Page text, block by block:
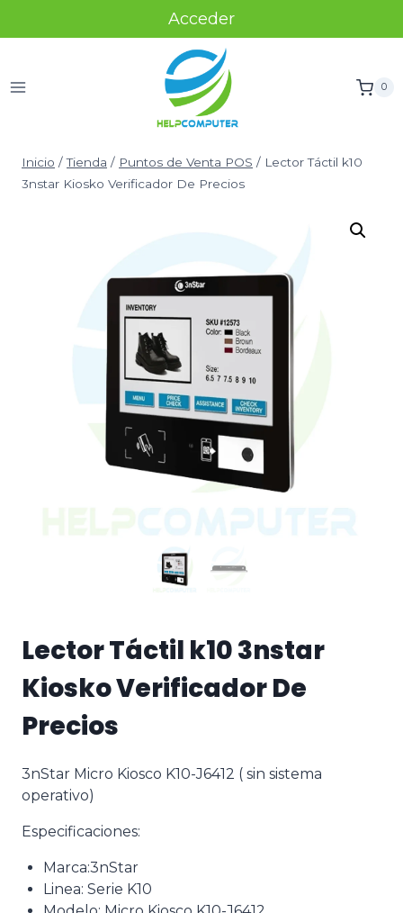
Acceder
0
Inicio / Tienda / Puntos de Venta POS / Lector Táctil k10
3nstar Kiosko Verificador De Precios
Lector Táctil k10 3nstar
Kiosko Verificador De
Precios
3nStar Micro Kiosco K10-J6412 ( sin sistema
operativo)
Especificaciones:
Marca:3nStar
Linea: Serie K10